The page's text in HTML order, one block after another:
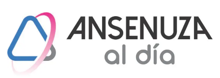
content